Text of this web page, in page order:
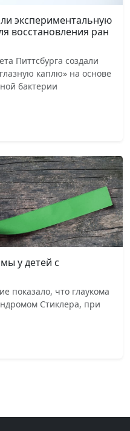
экспериментальную
восстановления ран
Питтсбурга создали
каплю» на основе
бактерии
у детей с
показало, что глаукома
Стиклера, при